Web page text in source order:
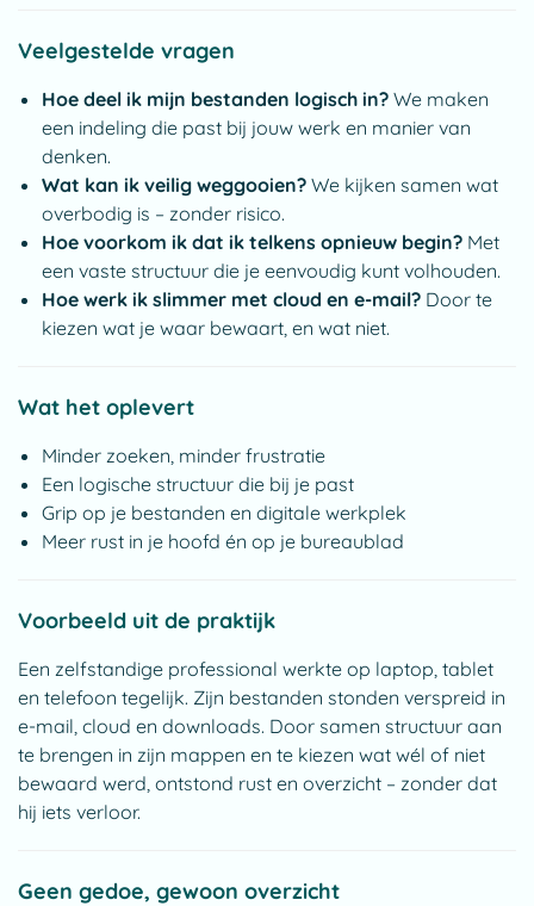
Veelgestelde vragen
Hoe deel ik mijn bestanden logisch in? We maken
een indeling die past bij jouw werk en manier van
denken.
Wat kan ik veilig weggooien? We kijken samen wat
overbodig is – zonder risico.
Hoe voorkom ik dat ik telkens opnieuw begin? Met
een vaste structuur die je eenvoudig kunt volhouden.
Hoe werk ik slimmer met cloud en e-mail? Door te
kiezen wat je waar bewaart, en wat niet.
Wat het oplevert
Minder zoeken, minder frustratie
Een logische structuur die bij je past
Grip op je bestanden en digitale werkplek
Meer rust in je hoofd én op je bureaublad
Voorbeeld uit de praktijk
Een zelfstandige professional werkte op laptop, tablet
en telefoon tegelijk. Zijn bestanden stonden verspreid in
e-mail, cloud en downloads. Door samen structuur aan
te brengen in zijn mappen en te kiezen wat wél of niet
bewaard werd, ontstond rust en overzicht – zonder dat
hij iets verloor.
Geen gedoe, gewoon overzicht